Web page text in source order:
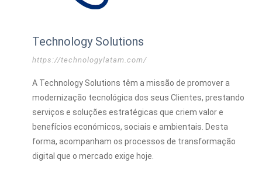
Technology Solutions
https://technologylatam.com/
A Technology Solutions têm a missão de promover a
modernização tecnológica dos seus Clientes, prestando
serviços e soluções estratégicas que criem valor e
benefícios económicos, sociais e ambientais. Desta
forma, acompanham os processos de transformação
digital que o mercado exige hoje.